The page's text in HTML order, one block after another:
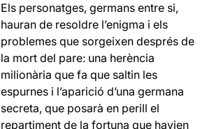
Els personatges, germans entre si,
hauran de resoldre l’enigma i els
problemes que sorgeixen després de
la mort del pare: una herència
milionària que fa que saltin les
espurnes i l’aparició d’una germana
secreta, que posarà en perill el
repartiment de la fortuna que havien